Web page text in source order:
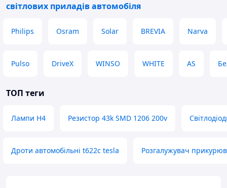
світлових приладів автомобіля
Philips Osram Solar BREVIA Narva
Pulso DriveX WINSO WHITE AS
ТОП теги
Лампи Н4 Резистор 43k SMD 1206 200v
Дроти автомобільні t622c tesla Розгалужувач